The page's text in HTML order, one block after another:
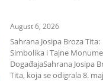
August 6, 2026
Sahrana Josipa Broza Tita:
Simbolika i Tajne
DogađajaSahrana Josipa
Tita, koja se odigrala 8.